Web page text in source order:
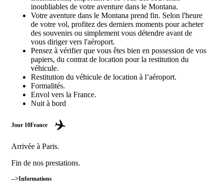
inoubliables de votre aventure dans le Montana.
Votre aventure dans le Montana prend fin. Selon l'heure
de votre vol, profitez des derniers moments pour acheter
des souvenirs ou simplement vous détendre avant de
vous diriger vers l'aéroport.
Pensez à vérifier que vous êtes bien en possession de vos
papiers, du contrat de location pour la restitution du
véhicule.
Restitution du véhicule de location à l’aéroport.
Formalités.
Envol vers la France.
Nuit à bord
Jour 10France
Arrivée à Paris.
Fin de nos prestations.
-->Informations